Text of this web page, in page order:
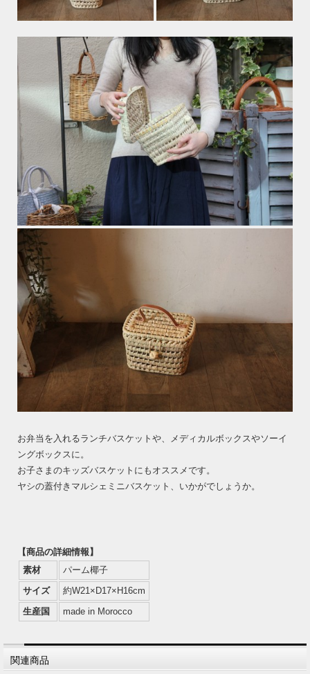
お弁当を入れるランチバスケットや、メディカルボックスやソーイ
ングボックスに。
お子さまのキッズバスケットにもオススメです。
ヤシの蓋付きマルシェミニバスケット、いかがでしょうか。
【商品の詳細情報】
素材
パーム椰子
サイズ
約W21×D17×H16cm
生産国
made in Morocco
関連商品